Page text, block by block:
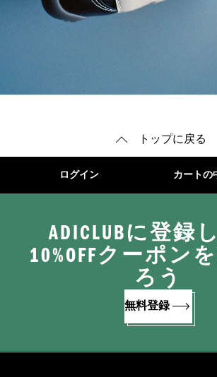
トップに戻る
ログイン カートの
ADICLUBに登録
10%OFFクーポン
ろう
無料登録